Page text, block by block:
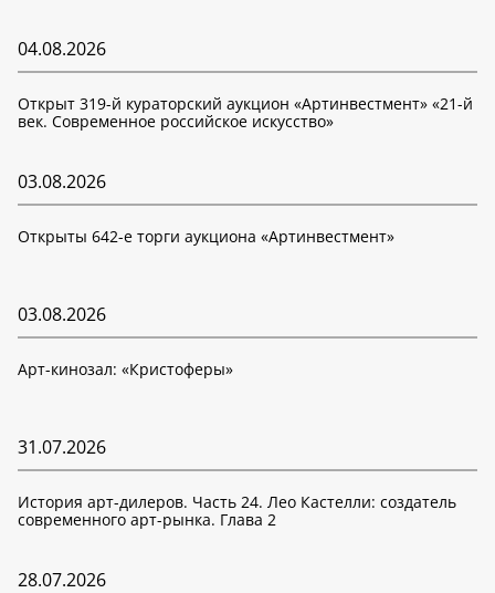
04.08.2026
Открыт 319-й кураторский аукцион «Артинвестмент» «21-й
век. Современное российское искусство»
03.08.2026
Открыты 642-е торги аукциона «Артинвестмент»
03.08.2026
Арт-кинозал: «Кристоферы»
31.07.2026
История арт-дилеров. Часть 24. Лео Кастелли: создатель
современного арт-рынка. Глава 2
28.07.2026